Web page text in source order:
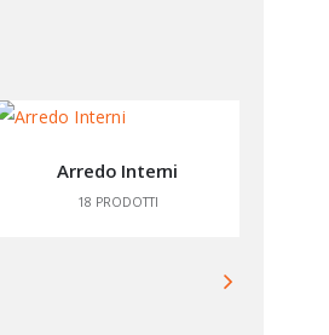
Arredo Interni
18 PRODOTTI